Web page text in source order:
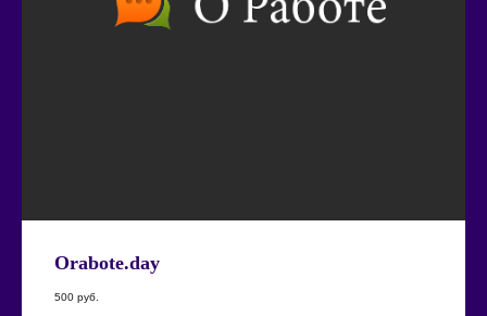
Orabote.day
500 руб.